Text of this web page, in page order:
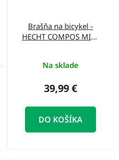
Brašňa na bicykel -
HECHT COMPOS MINI
Na sklade
39,99 €
DO KOŠÍKA